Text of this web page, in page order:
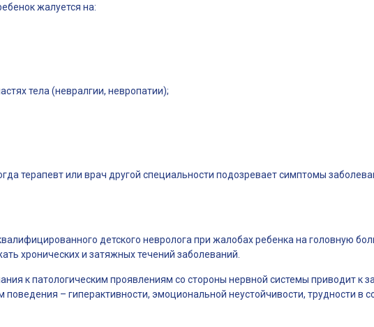
жалуется на:
тела (невралгии, невропатии);
терапевт или врач другой специальности подозревает симптомы
детского невролога при жалобах ребенка на головную
хронических и затяжных течений заболеваний.
к патологическим проявлениям со стороны нервной системы приводит к
– гиперактивности, эмоциональной неустойчивости, трудности в